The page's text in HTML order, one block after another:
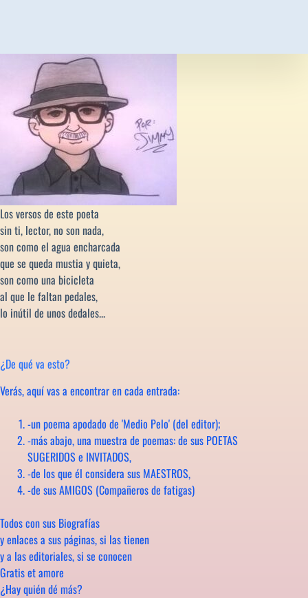
Los versos de este poeta
sin ti, lector, no son nada,
son como el agua encharcada
que se queda mustia y quieta,
son como una bicicleta
al que le faltan pedales,
lo inútil de unos dedales...
¿De qué va esto?
Verás, aquí vas a encontrar en cada entrada:
-un poema apodado de 'Medio Pelo' (del editor);
-más abajo, una muestra de poemas: de sus POETAS
SUGERIDOS e INVITADOS,
-de los que él considera sus MAESTROS,
-de sus AMIGOS (Compañeros de fatigas)
Todos con sus Biografías
y enlaces a sus páginas, si las tienen
y a las editoriales, si se conocen
Gratis et amore
¿Hay quién dé más?